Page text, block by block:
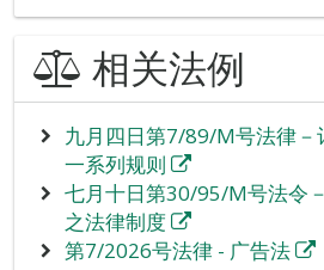
相关法例
九月四日第7/89/M号法律－
一系列规则
七月十日第30/95/M号法令
之法律制度
第7/2026号法律 - 广告法